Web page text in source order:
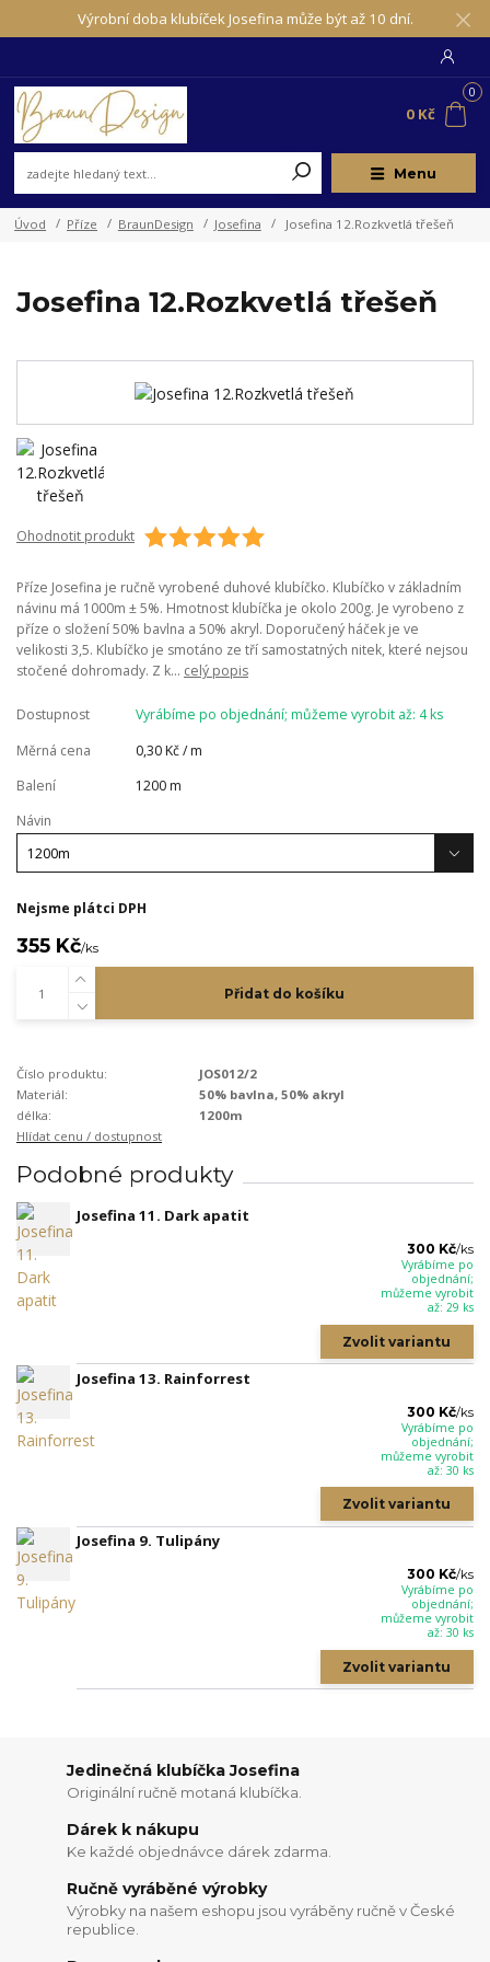
Výrobní doba klubíček Josefina může být až 10 dní.
Menu
0
0 Kč
Úvod Příze BraunDesign Josefina Josefina 12.Rozkvetlá třešeň
Josefina 12.Rozkvetlá třešeň
Ohodnotit produkt
Příze Josefina je ručně vyrobené duhové klubíčko. Klubíčko v základním
návinu má 1000m ± 5%. Hmotnost klubíčka je okolo 200g. Je vyrobeno z
příze o složení 50% bavlna a 50% akryl. Doporučený háček je ve
velikosti 3,5. Klubíčko je smotáno ze tří samostatných nitek, které nejsou
stočené dohromady. Z k... celý popis
Dostupnost
Vyrábíme po objednání; můžeme vyrobit až: 4 ks
Měrná cena
0,30 Kč / m
Balení
1200 m
Návin
Nejsme plátci DPH
355 Kč/ks
Přidat do košíku
Číslo produktu:
JOS012/2
Materiál:
50% bavlna, 50% akryl
délka:
1200m
Hlídat cenu / dostupnost
Podobné produkty
Josefina 11. Dark apatit
300 Kč/ks
Vyrábíme po
objednání;
můžeme vyrobit
až: 29 ks
Zvolit variantu
Josefina 13. Rainforrest
300 Kč/ks
Vyrábíme po
objednání;
můžeme vyrobit
až: 30 ks
Zvolit variantu
Josefina 9. Tulipány
300 Kč/ks
Vyrábíme po
objednání;
můžeme vyrobit
až: 30 ks
Zvolit variantu
Jedinečná klubíčka Josefina
Originální ručně motaná klubíčka.
Dárek k nákupu
Ke každé objednávce dárek zdarma.
Ručně vyráběné výrobky
Výrobky na našem eshopu jsou vyráběny ručně v České
republice.